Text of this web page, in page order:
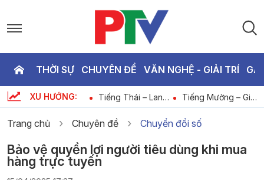
THỜI SỰ CHUYÊN ĐỀ VĂN NGHỆ - GIẢI TRÍ
XU HƯỚNG:
Tạp chí dân tộc
miền núi và phát
đau từ quá khứ
Tiếng Thái – Lan
tỏa phong trào học
tập suốt đời xây
dựng xã hội học
Tiếng Mường – Giữ
lửa cộng đồng
trong bình dân học
vụ số
Trang chủ Chuyên đề Chuyển đổi số
Bảo vệ quyền lợi người tiêu dùng khi mua
hàng trực tuyến